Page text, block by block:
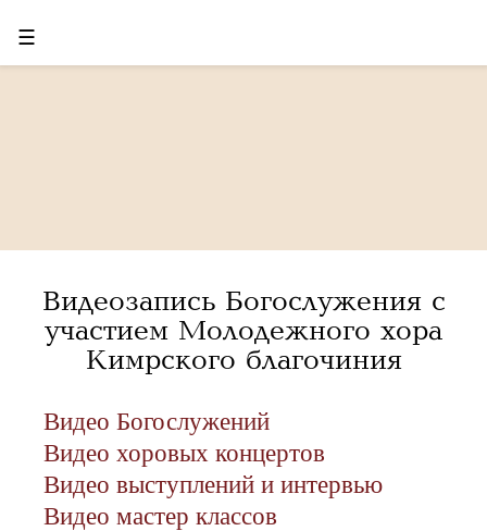
☰
Видеозапись Богослужения с
участием Молодежного хора
Кимрского благочиния
Видео Богослужений
Видео хоровых концертов
Видео выступлений и интервью
Видео мастер классов